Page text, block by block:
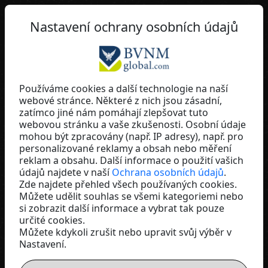
CZ
Michael Engler
Switzerland
Nastavení ochrany osobních údajů
Používáme cookies a další technologie na naší
webové stránce. Některé z nich jsou zásadní,
zatímco jiné nám pomáhají zlepšovat tuto
webovou stránku a vaše zkušenosti. Osobní údaje
mohou být zpracovány (např. IP adresy), např. pro
personalizované reklamy a obsah nebo měření
reklam a obsahu. Další informace o použití vašich
údajů najdete v našíOchrana osobních údajů.
Zde najdete přehled všech používaných cookies.
Můžete udělit souhlas se všemi kategoriemi nebo
si zobrazit další informace a vybrat tak pouze
určité cookies.
Můžete kdykoli zrušit nebo upravit svůj výběr v
Nastavení.